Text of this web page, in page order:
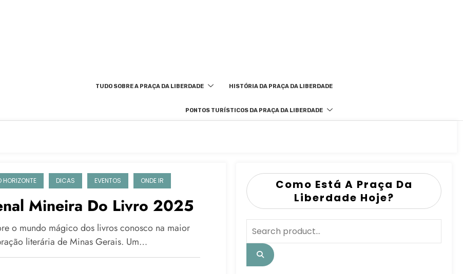
TUDO SOBRE A PRAÇA DA LIBERDADE HISTÓRIA DA PRAÇA DA LIBERDADE
PONTOS TURÍSTICOS DA PRAÇA DA LIBERDADE
HORIZONTE DICAS EVENTOS ONDE IR
Mineira Do Livro 2025
o mundo mágico dos livros conosco na maior
literária de Minas Gerais. Um…
Como Está A Praça Da
Liberdade Hoje?